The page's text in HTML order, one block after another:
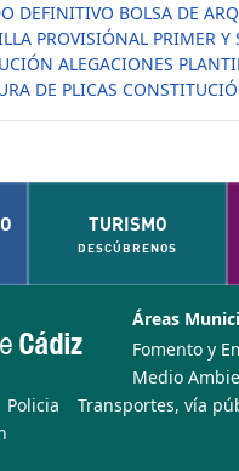
DEFINITIVO BOLSA DE
PROVISIÓNAL PRIMER
ALEGACIONES
DE PLICAS
TURISMO
DESCÚBRENOS
Áreas
Fomento y
Medio
Policia Transportes, vía